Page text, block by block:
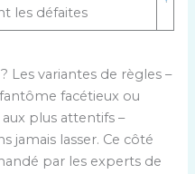
les défaites
Les variantes de règles –
facétieux ou
plus attentifs –
jamais lasser. Ce côté
par les experts de